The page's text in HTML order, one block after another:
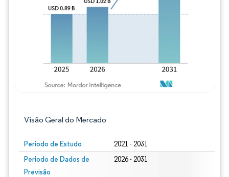
Visão Geral do Mercado
Período de Estudo 2021 - 2031
Período de Dados de
Previsão
2026 - 2031